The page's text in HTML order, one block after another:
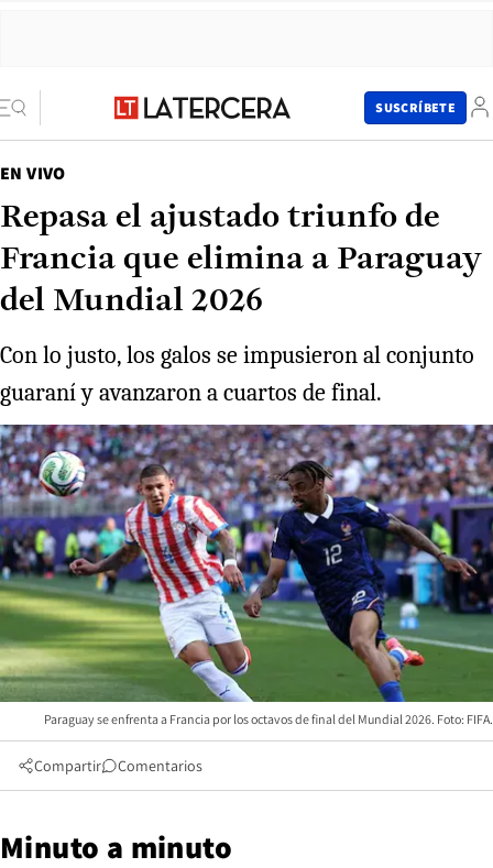
SUSCRÍBETE
EN VIVO
Repasa el ajustado triunfo de
Francia que elimina a Paraguay
del Mundial 2026
Con lo justo, los galos se impusieron al conjunto
guaraní y avanzaron a cuartos de final.
Paraguay se enfrenta a Francia por los octavos de final del Mundial 2026. Foto: FIFA.
Compartir Comentarios
Minuto a minuto